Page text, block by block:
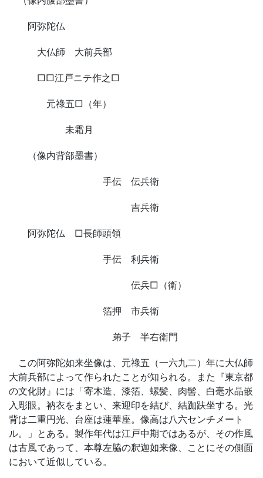
阿弥陀仏
大仏師 大前兵部
□□江戸ニテ作之□
元祿五□（年）
未霜月
（像内背部墨書）
手伝 伝兵衛
吉兵衛
阿弥陀仏 □長師頭領
手伝 利兵衛
伝兵□（衛）
箔押 市兵衛
弟子 半右衛門
この阿弥陀如来坐像は、元祿五（一六九二）年に大仏師
大前兵部によって作られたことが知られる。また『東京都
の文化財』には「寄木造、漆箔、螺髪、肉髻、白毫水晶嵌
入彫眼。衲衣をまとい、来迎印を結び、結跏趺坐する。光
背は二重円光、台座は蓮華座。像高は八六センチメート
ル。」とある。製作年代は江戸中期ではあるが、その作風
は古風であって、本尊左脇の釈迦如来像、ことにその側面
において近似している。